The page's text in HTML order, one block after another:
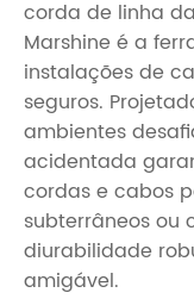
corda de linha
Marshine é a
instalações de
seguros.
ambientes
acidentada
cordas e cabos
subterrâneos ou
diurabilidade
amigável.